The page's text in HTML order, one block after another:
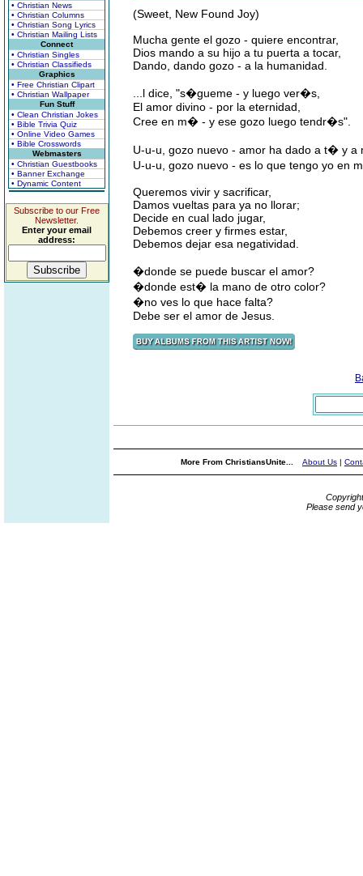
• Christian News
• Christian Columns
• Christian Song Lyrics
• Christian Mailing Lists
Connect
• Christian Singles
• Christian Classifieds
Graphics
• Free Christian Clipart
• Christian Wallpaper
Fun Stuff
• Clean Christian Jokes
• Bible Trivia Quiz
• Online Video Games
• Bible Crosswords
Webmasters
• Christian Guestbooks
• Banner Exchange
• Dynamic Content
Subscribe to our Free
Newsletter.
Enter your email
address:
(Sweet, New Found Joy)
Mucha gente el gozo - quiere encontrar,
Dios mando a su hijo a tu puerta a tocar,
Dando, dando gozo - a la humanidad.
...l dice, "s�gueme - y luego ver�s,
El amor divino - por la eternidad,
Cree en m� - y ese gozo luego tendr�s".
U-u-u, gozo nuevo - amor ha dado a t� y
U-u-u, gozo nuevo - es lo que tengo yo en
Queremos vivir y sacrificar,
Damos vueltas para ya no llorar;
Decide en cual lado jugar,
Debemos creer y firmes estar,
Debemos dejar esa negatividad.
�donde se puede buscar el amor?
�donde est� la mano de otro color?
�no ves lo que hace falta?
Debe ser el amor de Jesus.
More From ChristiansUnite... About Us |
Please send